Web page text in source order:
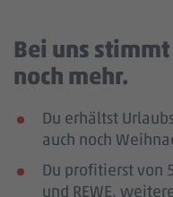
Bei uns stimmt
noch mehr.
Du erhältst
auch noch
Du profitierst von
und REWE,